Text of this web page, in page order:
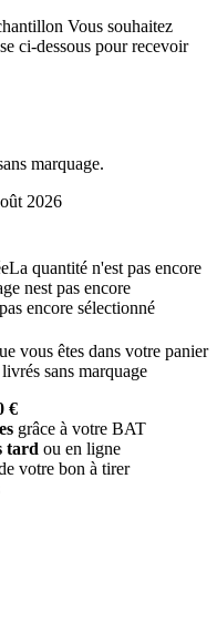
Vous souhaitez
ci-dessous pour recevoir
marquage.
2026
La quantité n'est pas encore
nest pas encore
encore sélectionné
vous êtes dans votre panier
sans marquage
€
grâce à votre BAT
tard ou en ligne
votre bon à tirer